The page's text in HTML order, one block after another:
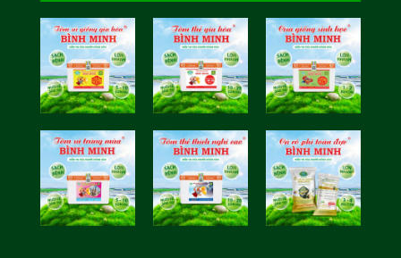
Hóa Bình
Minh
Học Bình
Minh